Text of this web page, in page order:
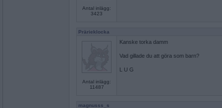
Antal inlägg:
3423
Prärieklocka
Antal inlägg:
11487
Kanske torka damm
Vad gillade du att göra som barn?
L U G
magnusss_s